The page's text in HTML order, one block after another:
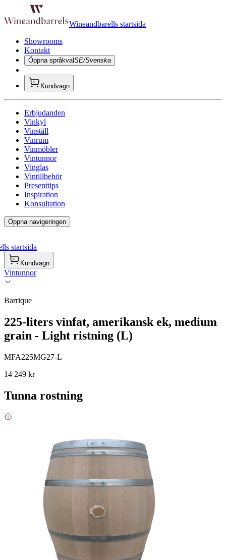
Wineandbarells startsida
Showrooms
Kontakt
Öppna språkvalSE/Svenska
Kundvagn
Erbjudanden
Vinkyl
Vinställ
Vinrum
Vinmöbler
Vintunnor
Vinglas
Vintillbehör
Presenttips
Inspiration
Konsultation
Öppna navigeringen
startsida
Kundvagn
Vintunnor
Barrique
225-liters vinfat, amerikansk ek, medium
grain - Light ristning (L)
MFA225MG27-L
14 249 kr
Tunna rostning